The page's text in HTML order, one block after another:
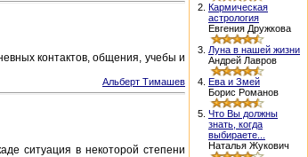
контактов, общения, учебы и
Альберт Тимашев
ситуация в некоторой степени
2. Кармическая
астрология
Евгения Дружкова
3. Луна в нашей жизни
Андрей Лавров
4. Ева и Змей
Борис Романов
5. Что Вы должны
знать, когда
выбираете...
Наталья Жукович